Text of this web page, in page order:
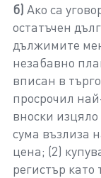
б) Ако са
остатъчен
дължимите
незабавно
вписан в
просрочил
вноски
сума възлиза
цена; (2)
регистър като